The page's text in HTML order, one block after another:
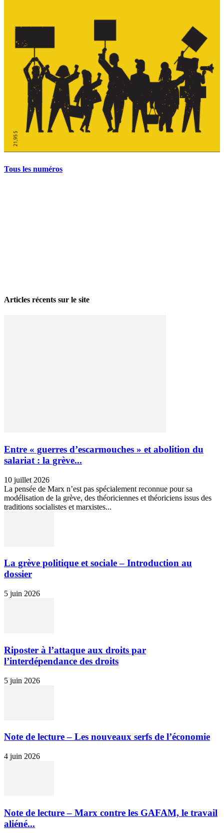
Tous les numéros
Articles récents sur le site
Entre « guerres d’escarmouches » et abolition du
salariat : la grève...
10 juillet 2026
La pensée de Marx n’est pas spécialement reconnue pour sa
modélisation de la grève, des théoriciennes et théoriciens issus des
traditions socialistes et marxistes...
La grève politique et sociale – Introduction au
dossier
5 juin 2026
Riposter à l’attaque aux droits par
l’interdépendance des droits
5 juin 2026
Note de lecture – Les nouveaux serfs de l’économie
4 juin 2026
Note de lecture – Marx contre les GAFAM, le travail
aliéné...